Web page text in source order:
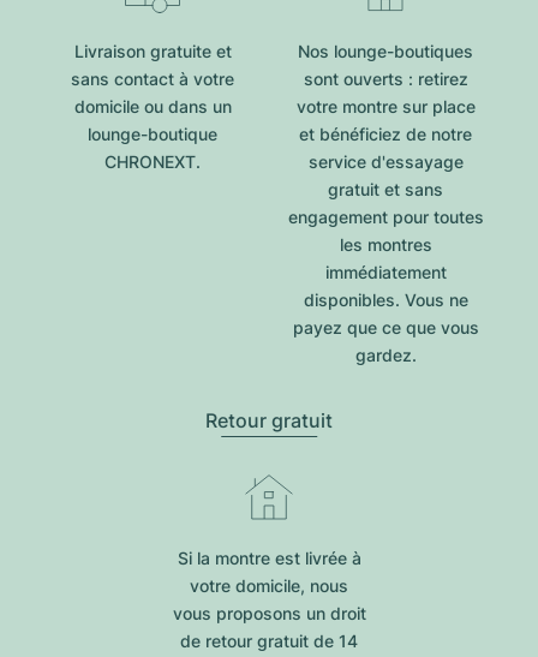
Livraison gratuite et
sans contact à votre
domicile ou dans un
lounge-boutique
CHRONEXT.
Nos lounge-boutiques
sont ouverts : retirez
votre montre sur place
et bénéficiez de notre
service d'essayage
gratuit et sans
engagement pour toutes
les montres
immédiatement
disponibles. Vous ne
payez que ce que vous
gardez.
Retour gratuit
Si la montre est livrée à
votre domicile, nous
vous proposons un droit
de retour gratuit de 14